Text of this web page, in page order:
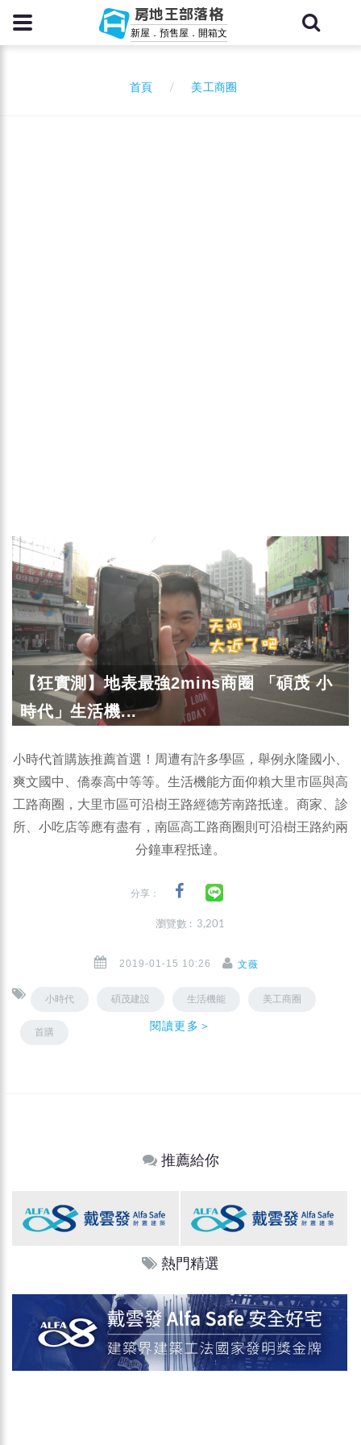
房地王部落格
新屋．預售屋．開箱文
首頁 美工商圈
【狂實測】地表最強2mins商圈 「碩茂 小
時代」生活機...
小時代首購族推薦首選！周遭有許多學區，舉例永隆國小、
爽文國中、僑泰高中等等。生活機能方面仰賴大里市區與高
工路商圈，大里市區可沿樹王路經德芳南路抵達。商家、診
所、小吃店等應有盡有，南區高工路商圈則可沿樹王路約兩
分鐘車程抵達。
分享：
瀏覽數 : 3,201
2019-01-15 10:26 文薇
小時代 碩茂建設 生活機能 美工商圈
首購 閱讀更多＞
推薦給你
熱門精選